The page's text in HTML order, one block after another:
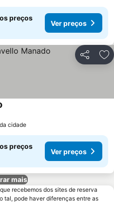
preços
Ver preços
Partilhar
cidade
preços
Ver preços
mais
recebemos dos sites de reserva
tal, pode haver diferenças entre as